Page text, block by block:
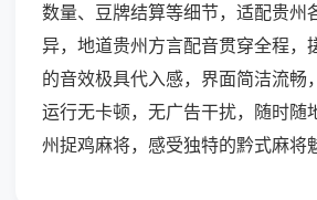
数量、豆牌结算等细节，适配贵州
异，地道贵州方言配音贯穿全程，
的音效极具代入感，界面简洁流畅
运行无卡顿，无广告干扰，随时随
州捉鸡麻将，感受独特的黔式麻将